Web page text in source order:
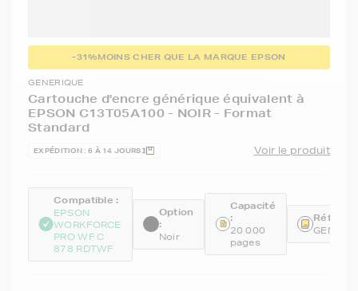
-31%MOINS CHER QUE LA MARQUE EPSON
GENERIQUE
Cartouche d'encre générique équivalent à
EPSON C13T05A100 - NOIR - Format
Standard
EXPÉDITION : 6 À 14 JOURS Voir le produit
Compatible :
EPSON
WORKFORCE
PRO WF C
878 RDTWF
Option
:
Noir
Capacité
:
20 000
pages